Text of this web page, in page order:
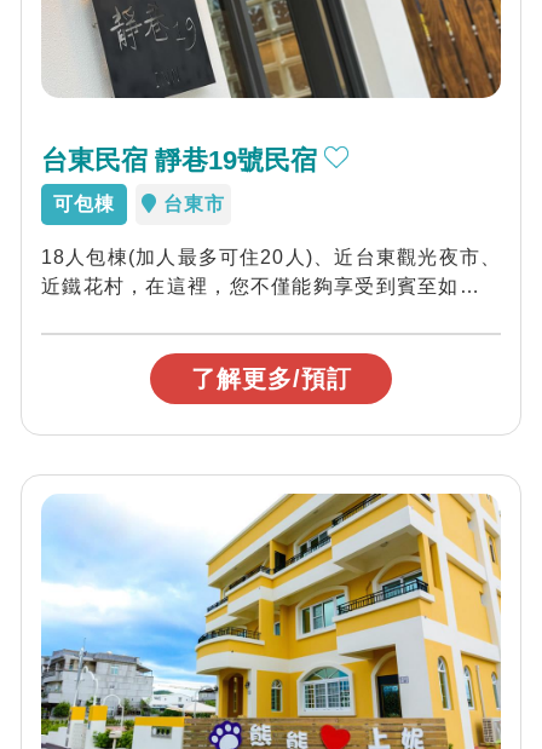
台東民宿 靜巷19號民宿
可包棟 台東市
18人包棟(加人最多可住20人)、近台東觀光夜市、
近鐵花村，在這裡，您不僅能夠享受到賓至如歸的
了解更多/預訂